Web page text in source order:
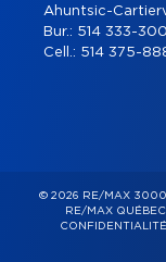
Ahuntsic-
Bur.: 514 333-
Cell.: 514 375-
© 2026 RE/MAX 3000
RE/MAX
CONFIDENTIALITÉ